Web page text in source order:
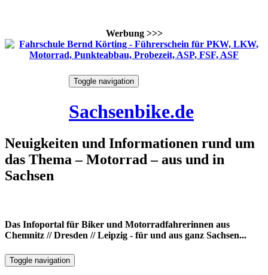
Werbung >>>
Toggle navigation
Sachsenbike.de
Neuigkeiten und Informationen rund um
das Thema – Motorrad – aus und in
Sachsen
Das Infoportal für Biker und Motorradfahrerinnen aus
Chemnitz // Dresden // Leipzig - für und aus ganz Sachsen...
Toggle navigation